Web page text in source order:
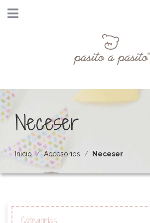
Neceser
Inicio Accesorios Neceser